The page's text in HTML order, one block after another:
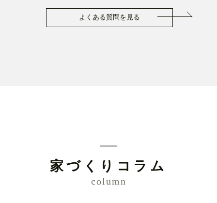
よくある質問を見る
家づくりコラム
column